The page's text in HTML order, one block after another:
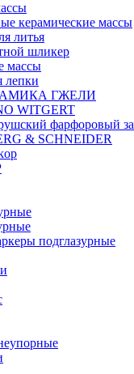
керамические массы
литья
шликер
массы
лепки
ГЖЕЛИ
WITGERT
фарфоровый
& SCHNEIDER
подглазурные